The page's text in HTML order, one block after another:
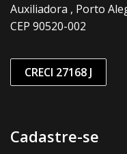
Auxiliadora , Porto
CEP 90520-002
CRECI 27168 J
Cadastre-se